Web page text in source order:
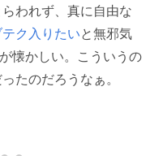
われず、真に自由な
ク入りたいと無邪気
懐かしい。こういうの
たのだろうなぁ。